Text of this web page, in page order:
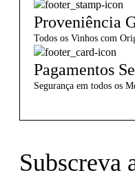
Proveniência
Todos os Vinhos com
Pagamentos
Segurança em todos os
Subscreva